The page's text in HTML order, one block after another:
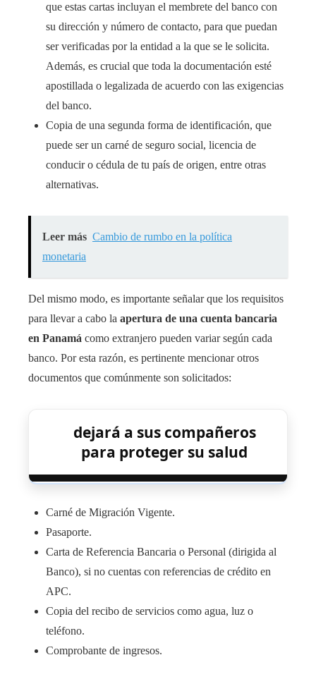
que estas cartas incluyan el membrete del banco con
su dirección y número de contacto, para que puedan
ser verificadas por la entidad a la que se le solicita.
Además, es crucial que toda la documentación esté
apostillada o legalizada de acuerdo con las exigencias
del banco.
Copia de una segunda forma de identificación, que
puede ser un carné de seguro social, licencia de
conducir o cédula de tu país de origen, entre otras
alternativas.
Leer más Cambio de rumbo en la política
monetaria
Del mismo modo, es importante señalar que los requisitos
para llevar a cabo la apertura de una cuenta bancaria
en Panamá como extranjero pueden variar según cada
banco. Por esta razón, es pertinente mencionar otros
documentos que comúnmente son solicitados:
dejará a sus compañeros
para proteger su salud
Carné de Migración Vigente.
Pasaporte.
Carta de Referencia Bancaria o Personal (dirigida al
Banco), si no cuentas con referencias de crédito en
APC.
Copia del recibo de servicios como agua, luz o
teléfono.
Comprobante de ingresos.